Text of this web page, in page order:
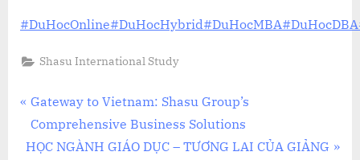
#DuHocOnline#DuHocHybrid#DuHocMBA#DuHocDBA
Shasu International Study
Điều
hướng
P
r
e
Gateway to Vietnam: Shasu Group’s
Comprehensive Business Solutions
N
HỌC NGÀNH GIÁO DỤC – TƯƠNG LAI CỦA GIẢNG